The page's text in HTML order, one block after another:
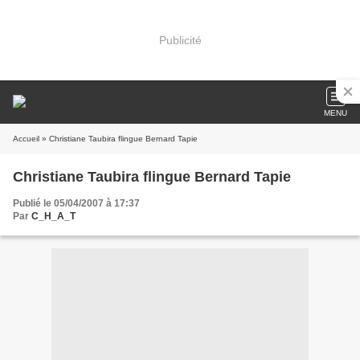
Publicité
MENU
Accueil » Christiane Taubira flingue Bernard Tapie
Christiane Taubira flingue Bernard Tapie
Publié le 05/04/2007 à 17:37
Par C_H_A_T